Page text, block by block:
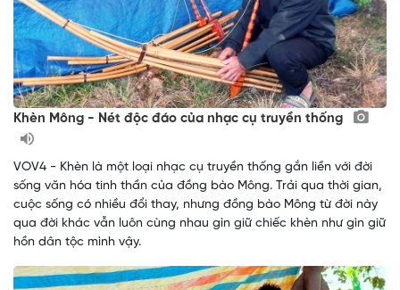
Khèn Mông - Nét độc đáo của nhạc cụ truyền thống
VOV4 - Khèn là một loại nhạc cụ truyền thống gắn liền với đời
sống văn hóa tinh thần của đồng bào Mông. Trải qua thời gian,
cuộc sống có nhiều đổi thay, nhưng đồng bào Mông từ đời này
qua đời khác vẫn luôn cùng nhau gìn giữ chiếc khèn như gìn giữ
hồn dân tộc mình vậy.